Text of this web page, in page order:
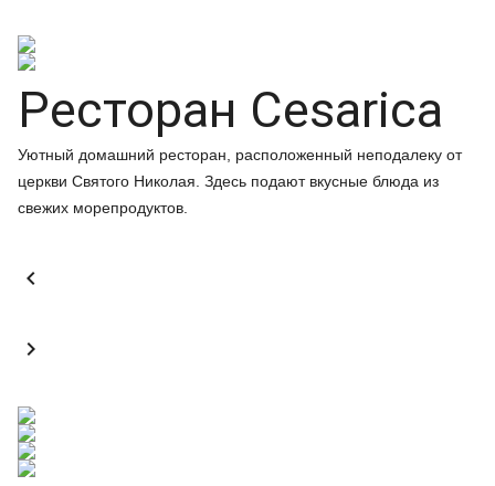
Ресторан Cesarica
Уютный домашний ресторан, расположенный неподалеку от
церкви Святого Николая. Здесь подают вкусные блюда из
свежих морепродуктов.

